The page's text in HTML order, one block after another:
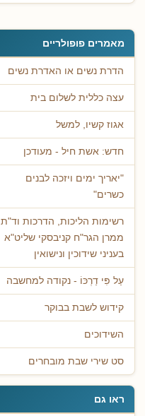
מאמרים פופולריים
הדרת נשים או האדרת נשים
עצה כללית לשלום בית
אגוז קשיו, למשל
חדש: אשת חיל - מעודכן
"יאריך ימים ויזכה לבנים
כשרים"
רשימות הליכות, הדרכות וד"ת
ממרן הגר"ח קניבסקי שליט"א
בעניני שידוכין ונישואין
עַל פִּי דַרְכּוֹ - נקודה למחשבה
קידוש לשבת בבוקר
השידוכים
סט שירי שבת מובחרים
ראו גם